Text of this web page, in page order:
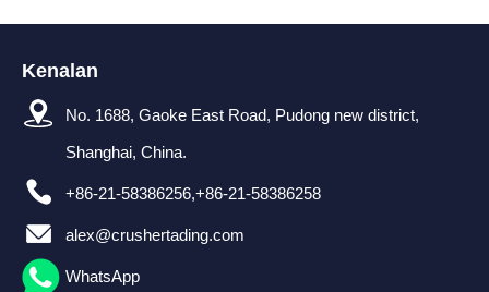
Kenalan
No. 1688, Gaoke East Road, Pudong new district,
Shanghai, China.
+86-21-58386256,+86-21-58386258
alex@crushertading.com
WhatsApp